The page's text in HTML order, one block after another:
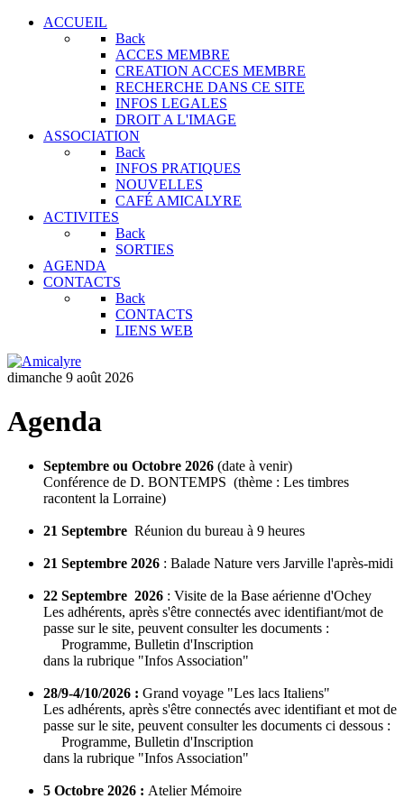
ACCUEIL
Back
ACCES MEMBRE
CREATION ACCES MEMBRE
RECHERCHE DANS CE SITE
INFOS LEGALES
DROIT A L'IMAGE
ASSOCIATION
Back
INFOS PRATIQUES
NOUVELLES
CAFÉ AMICALYRE
ACTIVITES
Back
SORTIES
AGENDA
CONTACTS
Back
CONTACTS
LIENS WEB
dimanche 9 août 2026
Agenda
Septembre ou Octobre 2026 (date à venir)
Conférence de D. BONTEMPS (thème : Les timbres
racontent la Lorraine)
21 Septembre Réunion du bureau à 9 heures
21 Septembre 2026 : Balade Nature vers Jarville l'après-midi
22 Septembre 2026 : Visite de la Base aérienne d'Ochey
Les adhérents, après s'être connectés avec identifiant/mot de
passe sur le site, peuvent consulter les documents :
Programme, Bulletin d'Inscription
dans la rubrique "Infos Association"
28/9-4/10/2026 : Grand voyage "Les lacs Italiens"
Les adhérents, après s'être connectés avec identifiant et mot de
passe sur le site, peuvent consulter les documents ci dessous :
Programme, Bulletin d'Inscription
dans la rubrique "Infos Association"
5 Octobre 2026 : Atelier Mémoire